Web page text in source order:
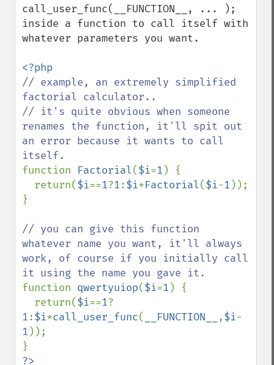
call_user_func(__FUNCTION__, ... );
inside a function to call itself with
whatever parameters you want.
// example, an extremely simplified
factorial calculator..
// it's quite obvious when someone
renames the function, it'll spit out
an error because it wants to call
function Factorial($i=1 ) {
  return(
$i==1?1:$i*Factorial($i-1 ));
}
// you can give this function
whatever name you want, it'll always
work, of course if you initially call
function qwertyuiop($i=1 ) {
  return(
$i==1?
1:$i*call_user_func( __FUNCTION__ ,$i-
1 ));